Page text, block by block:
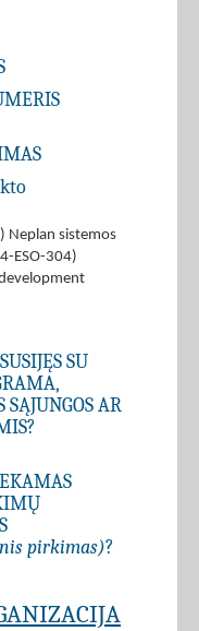
Neplan sistemos
ESO-304)
SU
AR
pirkimas)?